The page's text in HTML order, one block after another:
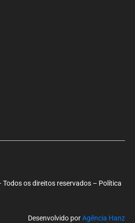
os direitos reservados – Política
Desenvolvido porAgência Hanz